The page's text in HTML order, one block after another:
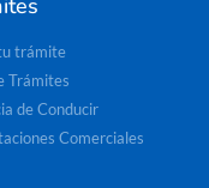
trámite
Trámites
de Conducir
Comerciales